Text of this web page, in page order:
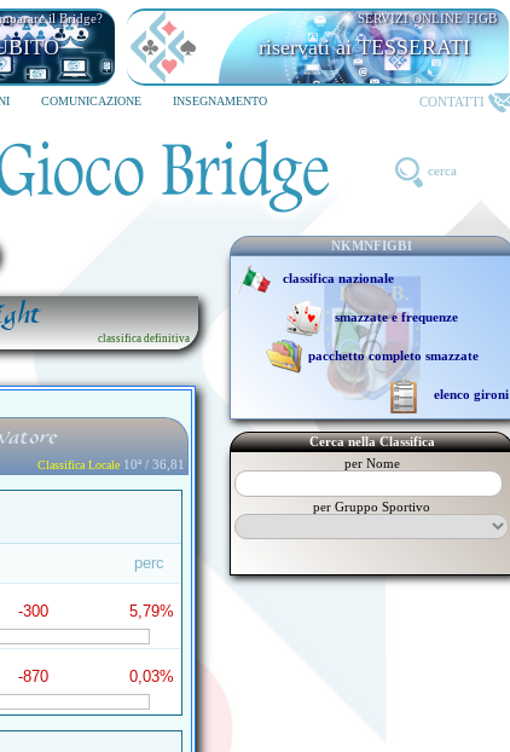
il Bridge? SERVIZI ONLINE FIGB
riservati ai TESSERATI
COMUNICAZIONE INSEGNAMENTO CONTATTI
cerca
classifica definitiva
Classifica Locale 10ª / 36,81
perc
-300 5,79%
-870 0,03%
NKMNFIGB1
classifica nazionale
smazzate e frequenze
pacchetto completo smazzate
elenco gironi
Cerca nella Classifica
per Nome
per Gruppo Sportivo